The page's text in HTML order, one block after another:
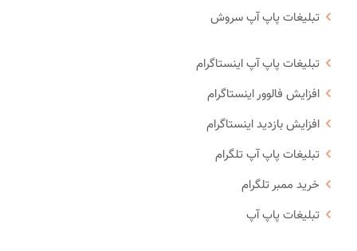
تبلیغات پاپ آپ سروش
تبلیغات پاپ آپ اینستاگرام
افزایش فالوور اینستاگرام
افزایش بازدید اینستاگرام
تبلیغات پاپ آپ تلگرام
خرید ممبر تلگرام
تبلیغات پاپ آپ